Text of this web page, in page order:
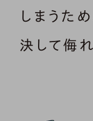
しまうた
決して侮れ